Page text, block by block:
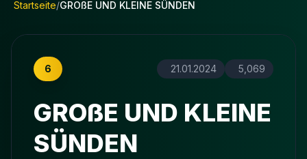
Startseite/GROßE UND KLEINE SÜNDEN
6 21.01.2024 5,069
GROßE UND KLEINE
SÜNDEN